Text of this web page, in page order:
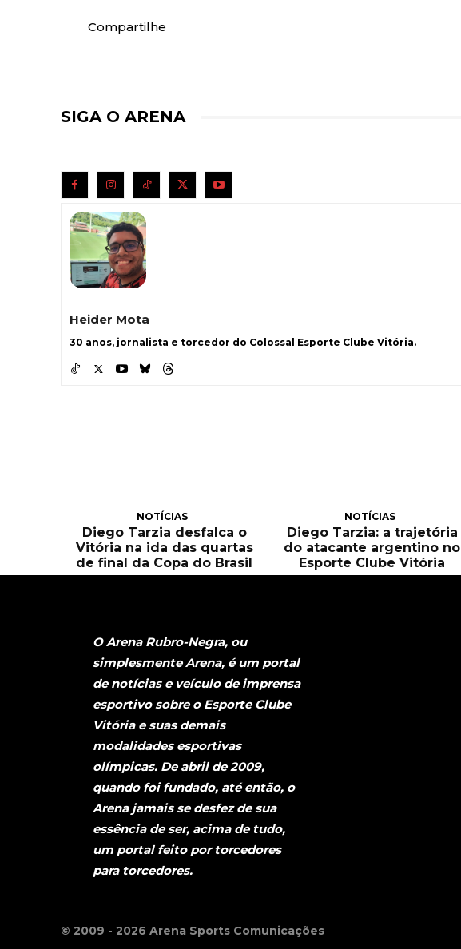
Compartilhe
SIGA O ARENA
Heider Mota
30 anos, jornalista e torcedor do Colossal Esporte Clube Vitória.
NOTÍCIAS
Diego Tarzia desfalca o
Vitória na ida das quartas
de final da Copa do Brasil
NOTÍCIAS
Diego Tarzia: a trajetória
do atacante argentino no
Esporte Clube Vitória
O Arena Rubro-Negra, ou
simplesmente Arena, é um portal
de notícias e veículo de imprensa
esportivo sobre o Esporte Clube
Vitória e suas demais
modalidades esportivas
olímpicas. De abril de 2009,
quando foi fundado, até então, o
Arena jamais se desfez de sua
essência de ser, acima de tudo,
um portal feito por torcedores
para torcedores.
© 2009 - 2026 Arena Sports Comunicações